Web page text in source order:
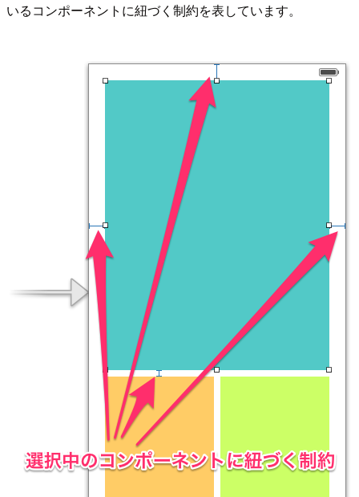
いるコンポーネントに紐づく制約を表しています。